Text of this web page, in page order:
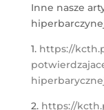
Inne nasze
1. https://
2. https://